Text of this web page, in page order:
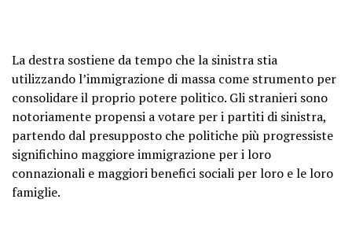
La destra sostiene da tempo che la sinistra stia
utilizzando l’immigrazione di massa come strumento per
consolidare il proprio potere politico. Gli stranieri sono
notoriamente propensi a votare per i partiti di sinistra,
partendo dal presupposto che politiche più progressiste
significhino maggiore immigrazione per i loro
connazionali e maggiori benefici sociali per loro e le loro
famiglie.